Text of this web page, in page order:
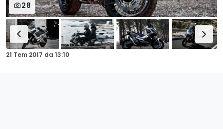
28
21 Tem 2017 da 13:10